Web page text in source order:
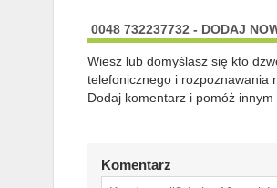
0048 732237732 - DODAJ
Wiesz lub domyślasz się kto
telefonicznego i rozpoznawania
Dodaj komentarz i pomóż innym
Komentarz